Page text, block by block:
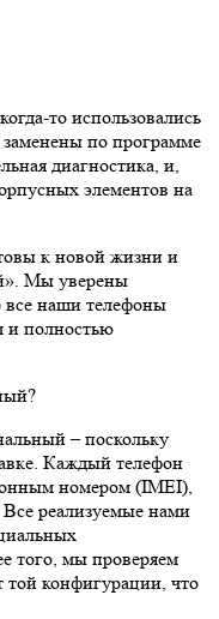
то использовались
по программе
диагностика, и,
элементов на
к новой жизни и
Мы уверены
все наши телефоны
и полностью
– поскольку
Каждый телефон
номером (IMEI),
Все реализуемые нами
того, мы проверяем
той конфигурации, что